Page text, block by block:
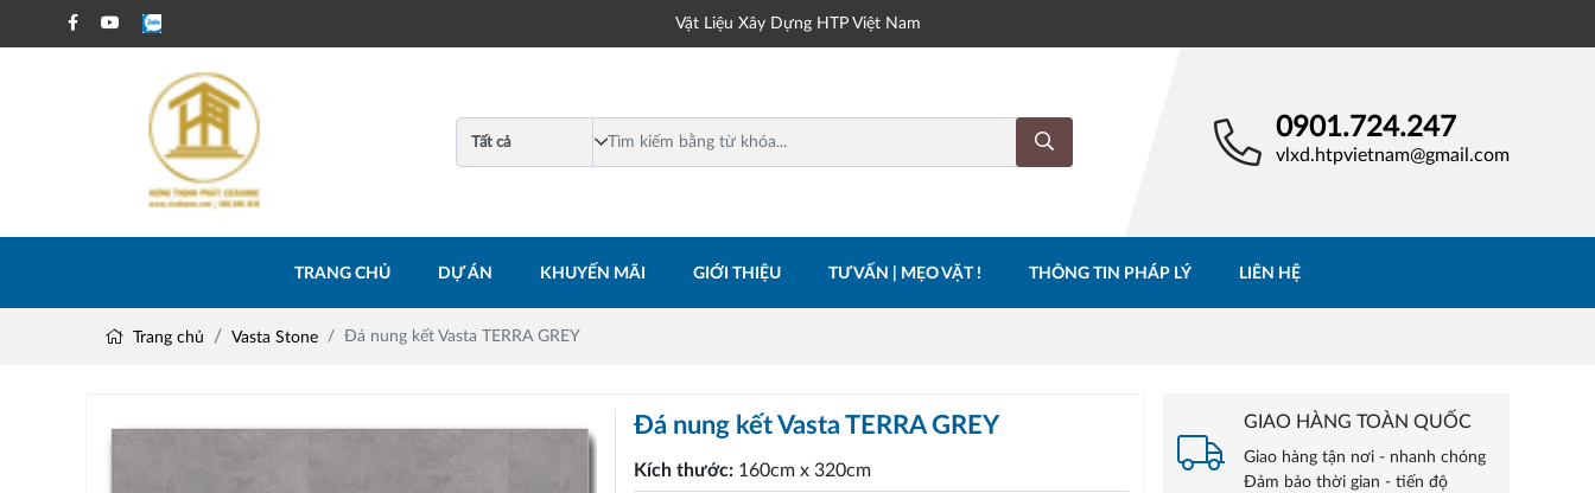
Vật Liệu Xây Dựng HTP Việt Nam
0901.724.247
vlxd.htpvietnam@gmail.com
TRANG CHỦ DỰ ÁN KHUYẾN MÃI GIỚI THIỆU TƯ VẤN | MẸO VẶT ! THÔNG TIN PHÁP LÝ LIÊN HỆ
Trang chủ Vasta Stone Đá nung kết Vasta TERRA GREY
Đá nung kết Vasta TERRA GREY
Kích thước: 160cm x 320cm
GIAO HÀNG TOÀN QUỐC
Giao hàng tận nơi - nhanh chóng
Đảm bảo thời gian - tiến độ